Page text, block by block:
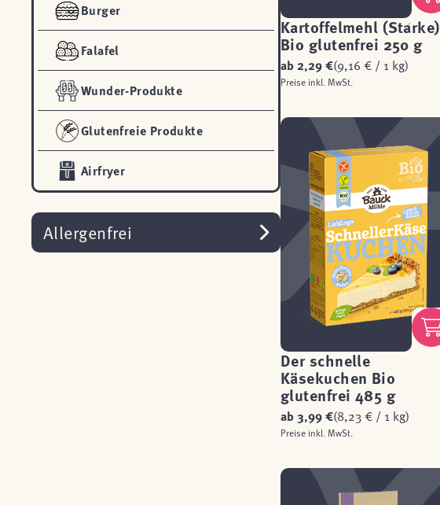
Kartoffelmehl (Stärke)
Bio glutenfrei 250 g
ab 2,29 €(9,16 € / 1 kg)
Preise inkl. MwSt.
Der schnelle
Käsekuchen Bio
glutenfrei 485 g
ab3,99 €(8,23 € / 1 kg)
Preise inkl. MwSt.
Burger
Falafel
Wunder-Produkte
Glutenfreie Produkte
Airfryer
Allergenfrei